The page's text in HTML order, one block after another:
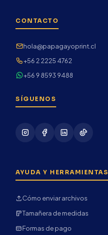
CONTACTO
hola@papagayoprint.cl
+56 2 2225 4762
+56 9 8593 9488
SÍGUENOS
AYUDA Y HERRAMIENTAS
Cómo enviar archivos
Tamañera de medidas
Formas de pago